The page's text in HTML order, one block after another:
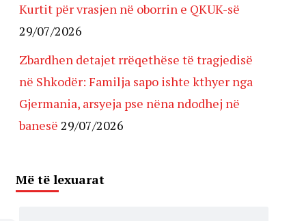
Kurtit për vrasjen në oborrin e QKUK-së
29/07/2026
Zbardhen detajet rrëqethëse të tragjedisë
në Shkodër: Familja sapo ishte kthyer nga
Gjermania, arsyeja pse nëna ndodhej në
banesë 29/07/2026
Më të lexuarat